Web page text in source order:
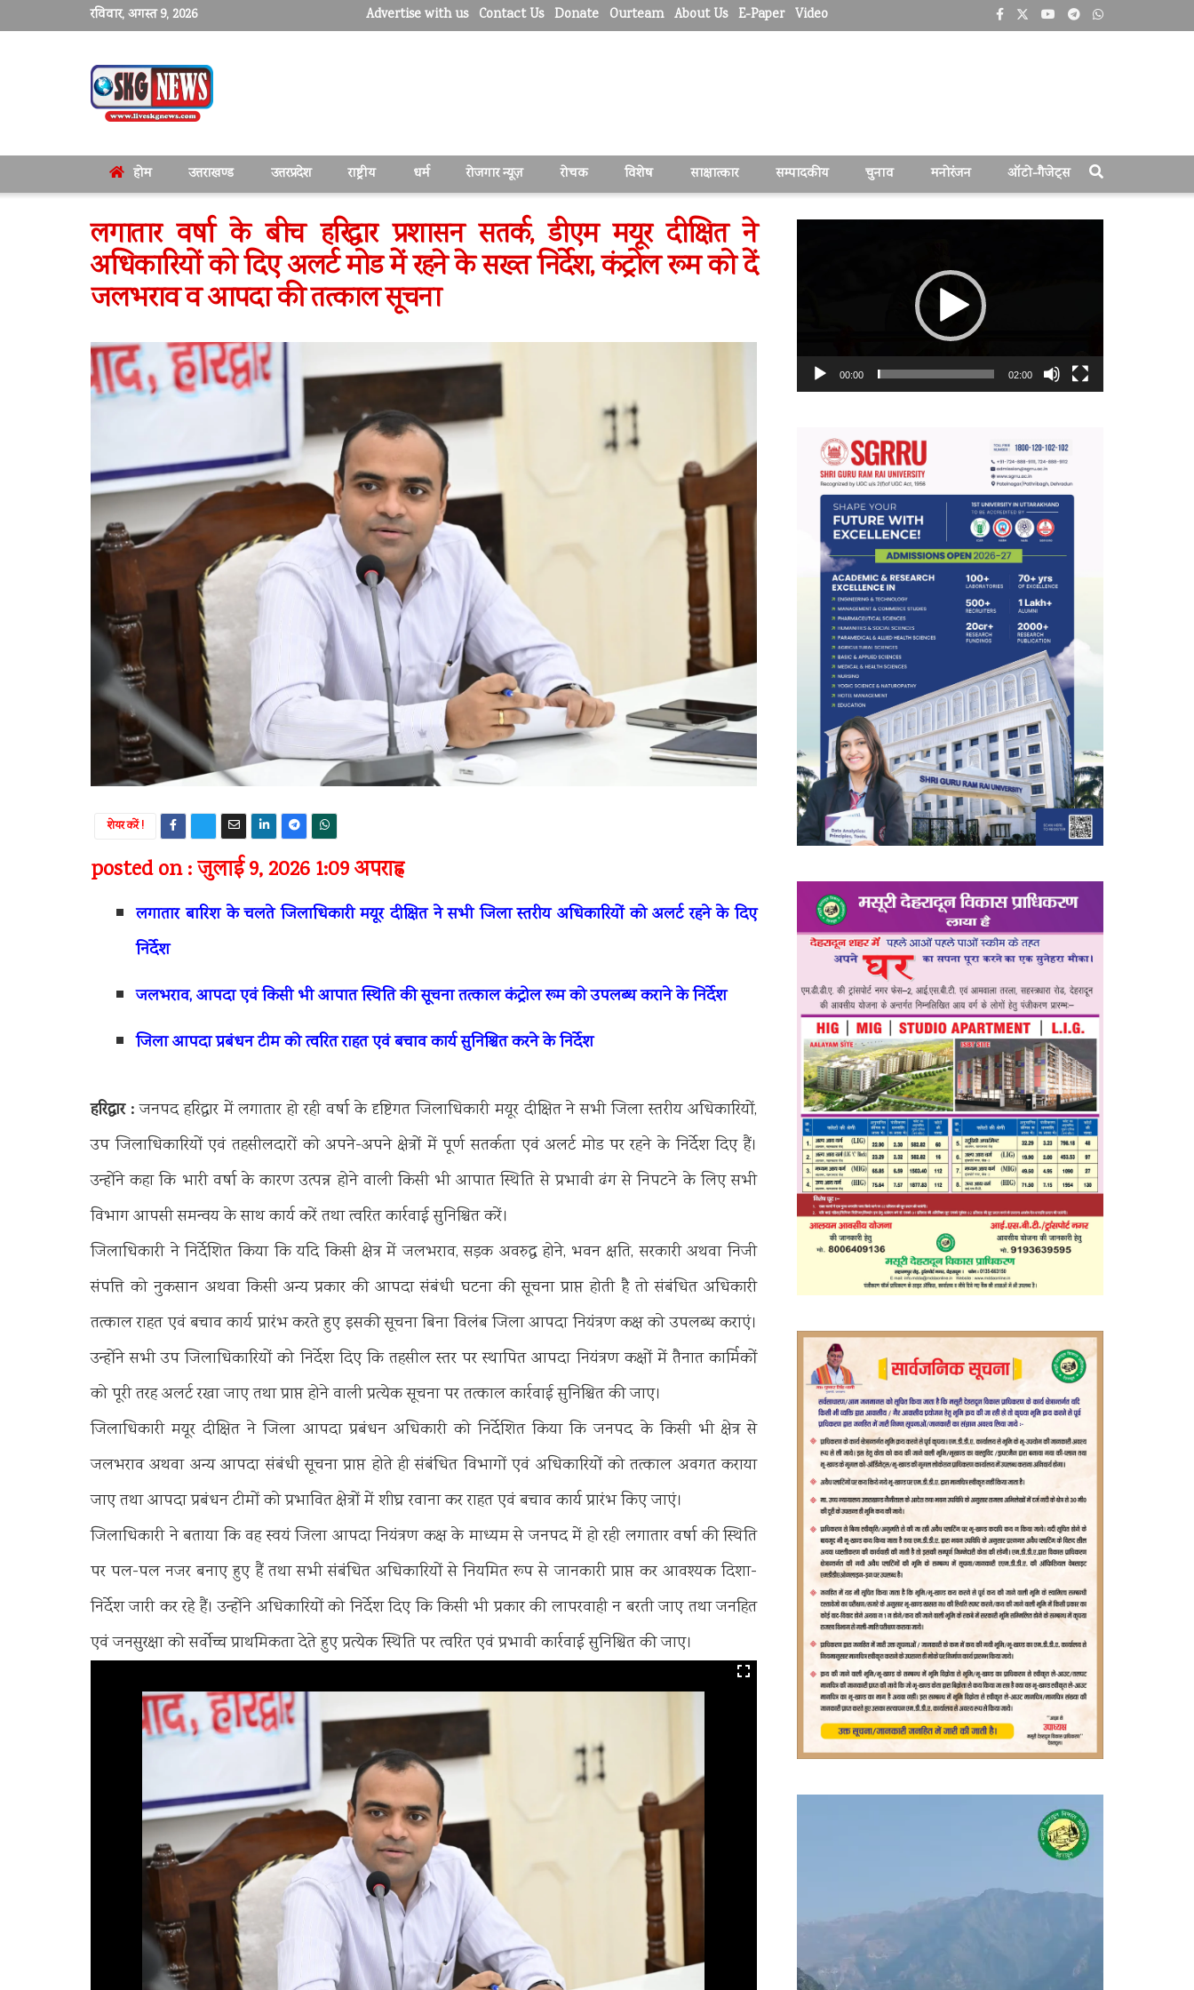
रविवार, अगस्त 9, 2026 Advertise with us Contact Us Donate Ourteam About Us E-Paper Video
होम उत्तराखण्ड उत्तरप्रदेश राष्ट्रीय धर्म रोजगार न्यूज़ रोचक विशेष साक्षात्कार सम्पादकीय चुनाव मनोरंजन ऑटो-गैजेट्स
लगातार वर्षा के बीच हरिद्वार प्रशासन सतर्क, डीएम मयूर दीक्षित ने
अधिकारियों को दिए अलर्ट मोड में रहने के सख्त निर्देश, कंट्रोल रूम को दें
जलभराव व आपदा की तत्काल सूचना
शेयर करें !
posted on : जुलाई 9, 2026 1:09 अपराह्न
लगातार बारिश के चलते जिलाधिकारी मयूर दीक्षित ने सभी जिला स्तरीय अधिकारियों को अलर्ट रहने के दिए
निर्देश
जलभराव, आपदा एवं किसी भी आपात स्थिति की सूचना तत्काल कंट्रोल रूम को उपलब्ध कराने के निर्देश
जिला आपदा प्रबंधन टीम को त्वरित राहत एवं बचाव कार्य सुनिश्चित करने के निर्देश
हरिद्वार :जनपद हरिद्वार में लगातार हो रही वर्षा के दृष्टिगत जिलाधिकारी मयूर दीक्षित ने सभी जिला स्तरीय अधिकारियों,
उप जिलाधिकारियों एवं तहसीलदारों को अपने-अपने क्षेत्रों में पूर्ण सतर्कता एवं अलर्ट मोड पर रहने के निर्देश दिए हैं।
उन्होंने कहा कि भारी वर्षा के कारण उत्पन्न होने वाली किसी भी आपात स्थिति से प्रभावी ढंग से निपटने के लिए सभी
विभाग आपसी समन्वय के साथ कार्य करें तथा त्वरित कार्रवाई सुनिश्चित करें।
जिलाधिकारी ने निर्देशित किया कि यदि किसी क्षेत्र में जलभराव, सड़क अवरुद्ध होने, भवन क्षति, सरकारी अथवा निजी
संपत्ति को नुकसान अथवा किसी अन्य प्रकार की आपदा संबंधी घटना की सूचना प्राप्त होती है तो संबंधित अधिकारी
तत्काल राहत एवं बचाव कार्य प्रारंभ करते हुए इसकी सूचना बिना विलंब जिला आपदा नियंत्रण कक्ष को उपलब्ध कराएं।
उन्होंने सभी उप जिलाधिकारियों को निर्देश दिए कि तहसील स्तर पर स्थापित आपदा नियंत्रण कक्षों में तैनात कार्मिकों
को पूरी तरह अलर्ट रखा जाए तथा प्राप्त होने वाली प्रत्येक सूचना पर तत्काल कार्रवाई सुनिश्चित की जाए।
जिलाधिकारी मयूर दीक्षित ने जिला आपदा प्रबंधन अधिकारी को निर्देशित किया कि जनपद के किसी भी क्षेत्र से
जलभराव अथवा अन्य आपदा संबंधी सूचना प्राप्त होते ही संबंधित विभागों एवं अधिकारियों को तत्काल अवगत कराया
जाए तथा आपदा प्रबंधन टीमों को प्रभावित क्षेत्रों में शीघ्र रवाना कर राहत एवं बचाव कार्य प्रारंभ किए जाएं।
जिलाधिकारी ने बताया कि वह स्वयं जिला आपदा नियंत्रण कक्ष के माध्यम से जनपद में हो रही लगातार वर्षा की स्थिति
पर पल-पल नजर बनाए हुए हैं तथा सभी संबंधित अधिकारियों से नियमित रूप से जानकारी प्राप्त कर आवश्यक दिशा-
निर्देश जारी कर रहे हैं। उन्होंने अधिकारियों को निर्देश दिए कि किसी भी प्रकार की लापरवाही न बरती जाए तथा जनहित
एवं जनसुरक्षा को सर्वोच्च प्राथमिकता देते हुए प्रत्येक स्थिति पर त्वरित एवं प्रभावी कार्रवाई सुनिश्चित की जाए।
00:00 02:00